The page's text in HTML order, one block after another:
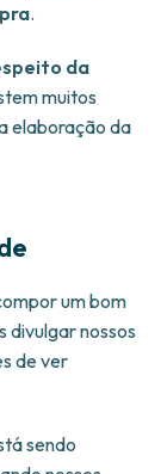
.
da
muitos
elaboração da
um bom
divulgar nossos
de ver
sendo